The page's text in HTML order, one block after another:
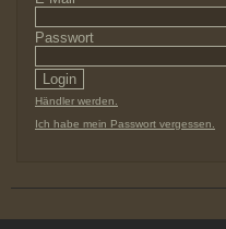
Passwort
Händler werden.
Ich habe mein Passwort vergessen.